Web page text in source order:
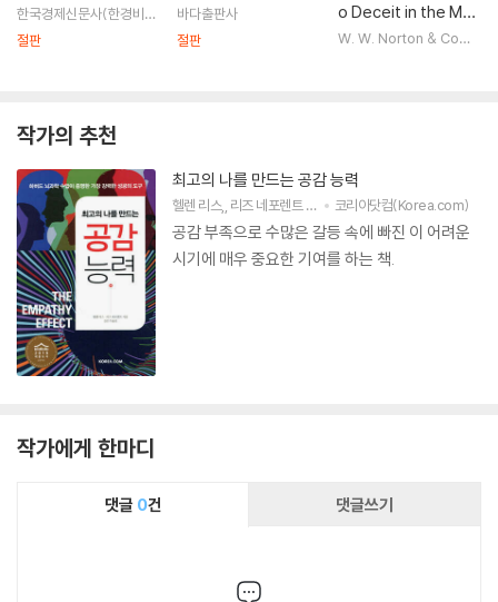
한국경제신문사(한경비
피)
절판
바다출판사
절판
o Deceit in the Mar
ketplace, Politics,
W. W. Norton & Comp
작가의 추천
최고의 나를 만드는 공감 능력
헬렌 리스 리즈 네포렌트 김은지역
코리아닷컴(Korea.com)
공감 부족으로 수많은 갈등 속에 빠진 이 어려운
시기에 매우 중요한 기여를 하는 책.
작가에게 한마디
댓글 0건 댓글쓰기